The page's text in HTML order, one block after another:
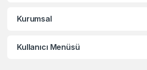
Kurumsal
Kullanıcı Menüsü